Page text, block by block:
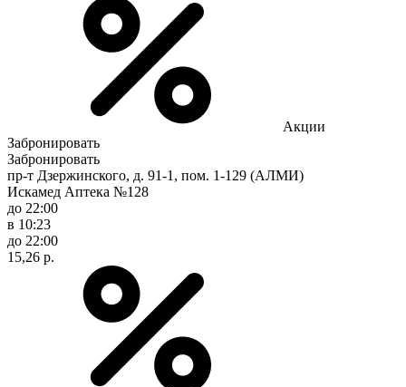
Акции
Забронировать
Забронировать
пр-т Дзержинского, д. 91-1, пом. 1-129 (АЛМИ)
Искамед Аптека №128
до 22:00
в 10:23
до 22:00
15,26 р.